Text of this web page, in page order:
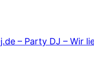
– Party DJ – Wir